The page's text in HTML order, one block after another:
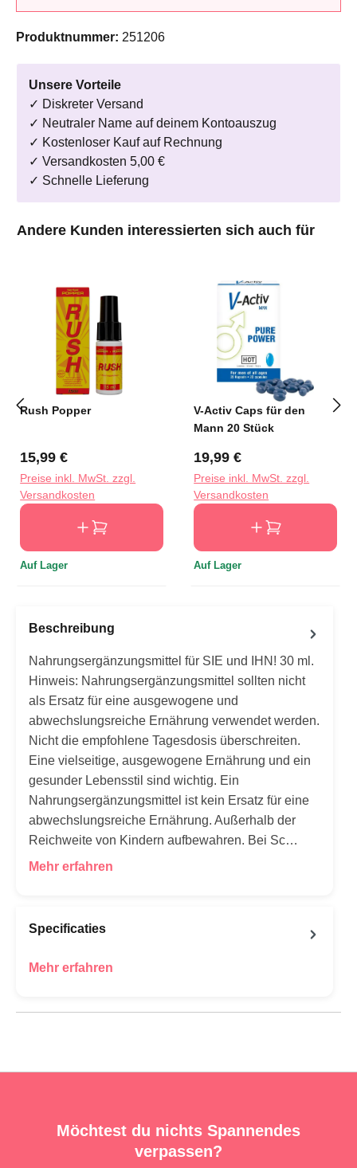
Produktnummer: 251206
Unsere Vorteile
✓ Diskreter Versand
✓ Neutraler Name auf deinem Kontoauszug
✓ Kostenloser Kauf auf Rechnung
✓ Versandkosten 5,00 €
✓ Schnelle Lieferung
Produktgalerie überspringen
Andere Kunden interessierten sich auch für
Rush Popper
Regulärer Preis:
15,99 €
Preise inkl. MwSt. zzgl.
Versandkosten
Auf Lager
V-Activ Caps für den
Mann 20 Stück
Regulärer Preis:
19,99 €
Preise inkl. MwSt. zzgl.
Versandkosten
Auf Lager
Beschreibung
Nahrungsergänzungsmittel für SIE und IHN! 30 ml.
Hinweis: Nahrungsergänzungsmittel sollten nicht
als Ersatz für eine ausgewogene und
abwechslungsreiche Ernährung verwendet werden.
Nicht die empfohlene Tagesdosis überschreiten.
Eine vielseitige, ausgewogene Ernährung und ein
gesunder Lebensstil sind wichtig. Ein
Nahrungsergänzungsmittel ist kein Ersatz für eine
abwechslungsreiche Ernährung. Außerhalb der
Reichweite von Kindern aufbewahren. Bei Sc…
Mehr erfahren
Specificaties
Mehr erfahren
Möchtest du nichts Spannendes
verpassen?